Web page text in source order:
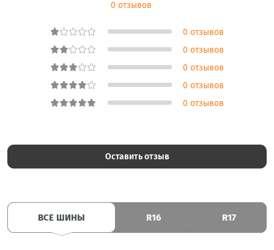
0 отзывов
0 отзывов
0 отзывов
0 отзывов
0 отзывов
0 отзывов
Оставить отзыв
ВСЕ ШИНЫ R16 R17